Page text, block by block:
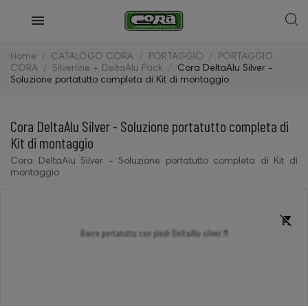
Home CATALOGO CORA PORTAGGIO
PORTAGGIO
CORA
Silverline + DeltaAlu Pack
Cora DeltaAlu Silver -
Soluzione portatutto completa di Kit di montaggio
Cora DeltaAlu Silver - Soluzione portatutto completa di
Kit di montaggio
Cora DeltaAlu Silver - Soluzione portatutto completa di Kit di
montaggio
Barre portatutto con piedi DeltaAlu silver M